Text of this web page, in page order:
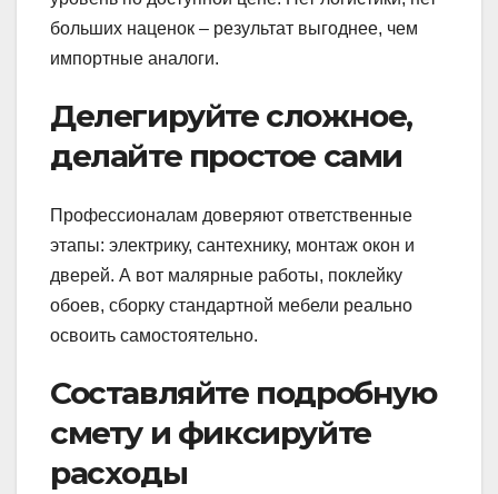
больших наценок – результат выгоднее, чем
импортные аналоги.
Делегируйте сложное,
делайте простое сами
Профессионалам доверяют ответственные
этапы: электрику, сантехнику, монтаж окон и
дверей. А вот малярные работы, поклейку
обоев, сборку стандартной мебели реально
освоить самостоятельно.
Составляйте подробную
смету и фиксируйте
расходы